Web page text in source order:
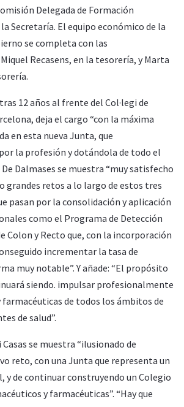
Delegada de Formación
Secretaría. El equipo económico de la
se completa con las
Recasens, en la tesorería, y Marta
12 años al frente del Col·legi de
deja el cargo “con la máxima
en esta nueva Junta, que
la profesión y dotándola de todo el
Dalmases se muestra “muy satisfecho
grandes retos a lo largo de estos tres
pasan por la consolidación y aplicación
como el Programa de Detección
Colon y Recto que, con la incorporación
incrementar la tasa de
muy notable”. Y añade: “El propósito
siendo. impulsar profesionalmente
de todos los ámbitos de
de salud”.
se muestra “ilusionado de
reto, con una Junta que representa un
y de continuar construyendo un Colegio
y farmacéuticas”. “Hay que